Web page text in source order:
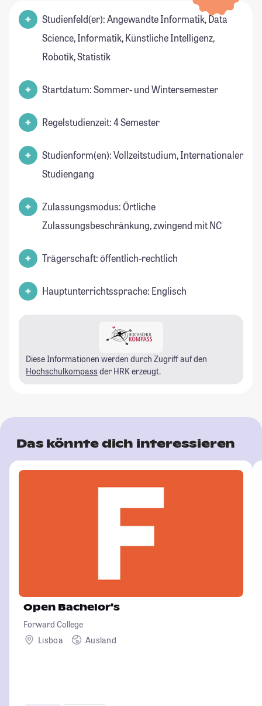
Studienfeld(er): Angewandte Informatik, Data
Science, Informatik, Künstliche Intelligenz,
Robotik, Statistik
Startdatum: Sommer- und Wintersemester
Regelstudienzeit: 4 Semester
Studienform(en): Vollzeitstudium, Internationaler
Studiengang
Zulassungsmodus: Örtliche
Zulassungsbeschränkung, zwingend mit NC
Trägerschaft: öffentlich-rechtlich
Hauptunterrichtssprache: Englisch
Diese Informationen werden durch Zugriff auf den
Hochschulkompass der HRK erzeugt.
Das könnte dich interessieren
Open Bachelor's
Forward College
Lisboa
Ausland